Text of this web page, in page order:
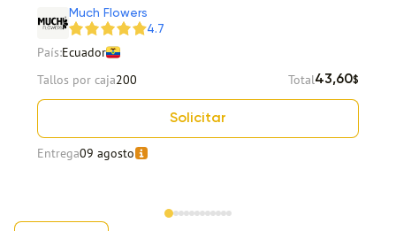
Much Flowers
4.7
País:Ecuador
Tallos por caja200 Total43,60$
Solicitar
Entrega09 agosto
Item 1 of 12